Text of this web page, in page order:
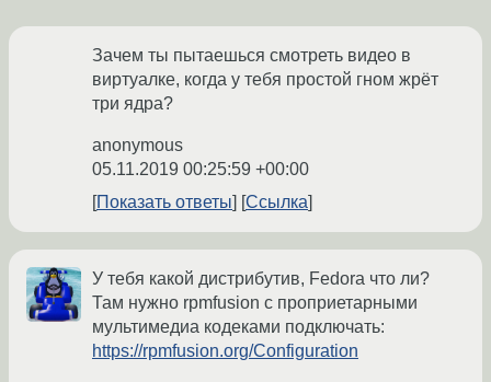
Зачем ты пытаешься смотреть видео в
виртуалке, когда у тебя простой гном жрёт
три ядра?
anonymous
05.11.2019 00:25:59 +00:00
Показать ответы
Ссылка
У тебя какой дистрибутив, Fedora что ли?
Там нужно rpmfusion с проприетарными
мультимедиа кодеками подключать:
https://rpmfusion.org/Configuration